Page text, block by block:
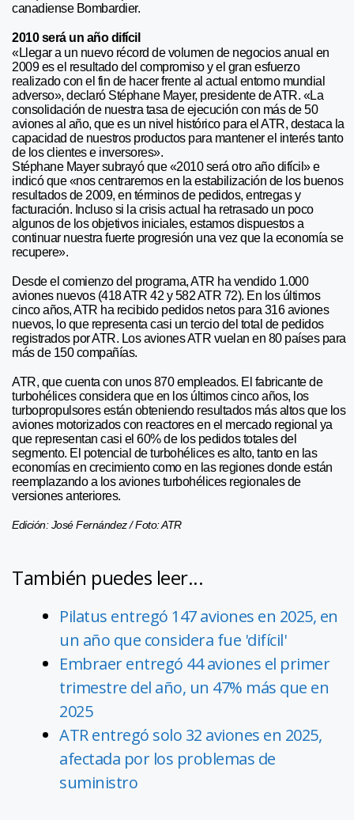
canadiense Bombardier.
2010 será un año difícil
«Llegar a un nuevo récord de volumen de negocios anual en
2009 es el resultado del compromiso y el gran esfuerzo
realizado con el fin de hacer frente al actual entorno mundial
adverso», declaró Stéphane Mayer, presidente de ATR. «La
consolidación de nuestra tasa de ejecución con más de 50
aviones al año, que es un nivel histórico para el ATR, destaca la
capacidad de nuestros productos para mantener el interés tanto
de los clientes e inversores».
Stéphane Mayer subrayó que «2010 será otro año difícil» e
indicó que «nos centraremos en la estabilización de los buenos
resultados de 2009, en términos de pedidos, entregas y
facturación. Incluso si la crisis actual ha retrasado un poco
algunos de los objetivos iniciales, estamos dispuestos a
continuar nuestra fuerte progresión una vez que la economía se
recupere».
Desde el comienzo del programa, ATR ha vendido 1.000
aviones nuevos (418 ATR 42 y 582 ATR 72). En los últimos
cinco años, ATR ha recibido pedidos netos para 316 aviones
nuevos, lo que representa casi un tercio del total de pedidos
registrados por ATR. Los aviones ATR vuelan en 80 países para
más de 150 compañías.
ATR, que cuenta con unos 870 empleados. El fabricante de
turbohélices considera que en los últimos cinco años, los
turbopropulsores están obteniendo resultados más altos que los
aviones motorizados con reactores en el mercado regional ya
que representan casi el 60% de los pedidos totales del
segmento. El potencial de turbohélices es alto, tanto en las
economías en crecimiento como en las regiones donde están
reemplazando a los aviones turbohélices regionales de
versiones anteriores.
Edición: José Fernández / Foto: ATR
También puedes leer...
Pilatus entregó 147 aviones en 2025, en
un año que considera fue 'difícil'
Embraer entregó 44 aviones el primer
trimestre del año, un 47% más que en
2025
ATR entregó solo 32 aviones en 2025,
afectada por los problemas de
suministro